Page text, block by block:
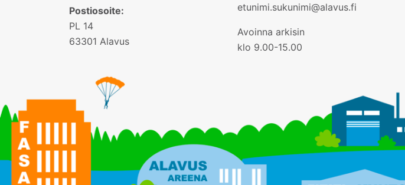
Postiosoite:
PL 14
63301 Alavus
etunimi.sukunimi@alavus.fi
Avoinna arkisin
klo 9.00-15.00